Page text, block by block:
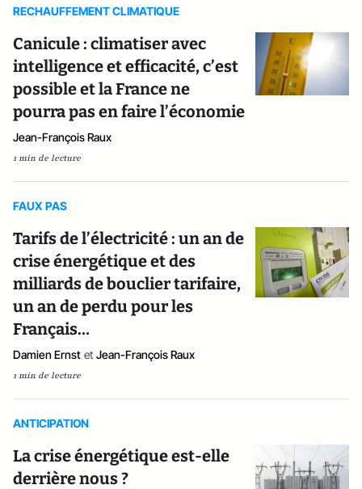
RECHAUFFEMENT CLIMATIQUE
Canicule : climatiser avec
intelligence et efficacité, c’est
possible et la France ne
pourra pas en faire l’économie
Jean-François Raux
1 min de lecture
FAUX PAS
Tarifs de l’électricité : un an de
crise énergétique et des
milliards de bouclier tarifaire,
un an de perdu pour les
Français…
Damien Ernst et Jean-François Raux
1 min de lecture
ANTICIPATION
La crise énergétique est-elle
derrière nous ?